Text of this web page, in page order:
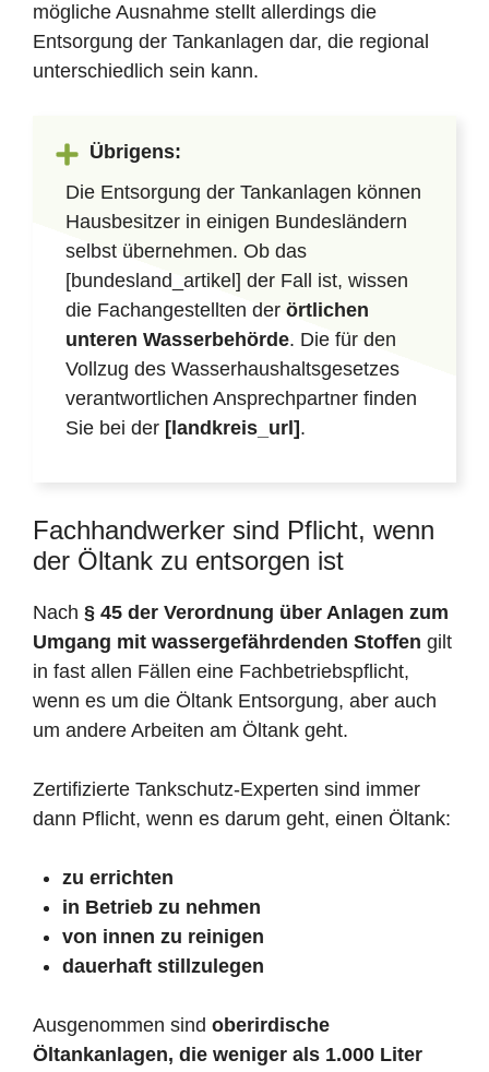
mögliche Ausnahme stellt allerdings die
Entsorgung der Tankanlagen dar, die regional
unterschiedlich sein kann.
Übrigens:
Die Entsorgung der Tankanlagen können
Hausbesitzer in einigen Bundesländern
selbst übernehmen. Ob das
[bundesland_artikel] der Fall ist, wissen
die Fachangestellten der örtlichen
unteren Wasserbehörde. Die für den
Vollzug des Wasserhaushaltsgesetzes
verantwortlichen Ansprechpartner finden
Sie bei der [landkreis_url] .
Fachhandwerker sind Pflicht, wenn
der Öltank zu entsorgen ist
Nach § 45 der Verordnung über Anlagen zum
Umgang mit wassergefährdenden Stoffen gilt
in fast allen Fällen eine Fachbetriebspflicht,
wenn es um die Öltank Entsorgung, aber auch
um andere Arbeiten am Öltank geht.
Zertifizierte Tankschutz-Experten sind immer
dann Pflicht, wenn es darum geht, einen Öltank:
zu errichten
in Betrieb zu nehmen
von innen zu reinigen
dauerhaft stillzulegen
Ausgenommen sind oberirdische
Öltankanlagen, die weniger als 1.000 Liter